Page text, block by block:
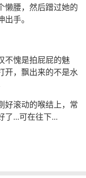
懒腰，然后蹭过她的
手。
不愧是拍屁屁的魅
开，飘出来的不是水
好滚动的喉结上，常
了...可在往下...